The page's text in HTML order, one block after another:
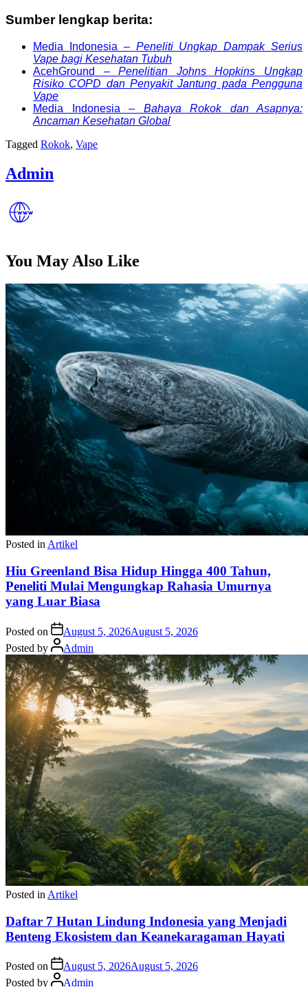
Sumber lengkap berita:
Media Indonesia – Peneliti Ungkap Dampak Serius
Vape bagi Kesehatan Tubuh
AcehGround –Penelitian Johns Hopkins Ungkap
Risiko COPD dan Penyakit Jantung pada Pengguna
Vape
Media Indonesia – Bahaya Rokok dan Asapnya:
Ancaman Kesehatan Global
Tagged Rokok, Vape
Admin
You May Also Like
Posted inArtikel
Hiu Greenland Bisa Hidup Hingga 400 Tahun,
Peneliti Mulai Mengungkap Rahasia Umurnya
yang Luar Biasa
Posted on August 5, 2026August 5, 2026
Posted by
Admin
Posted in Artikel
Daftar 7 Hutan Lindung Indonesia yang Menjadi
Benteng Ekosistem dan Keanekaragaman Hayati
Posted on August 5, 2026August 5, 2026
Posted by
Admin